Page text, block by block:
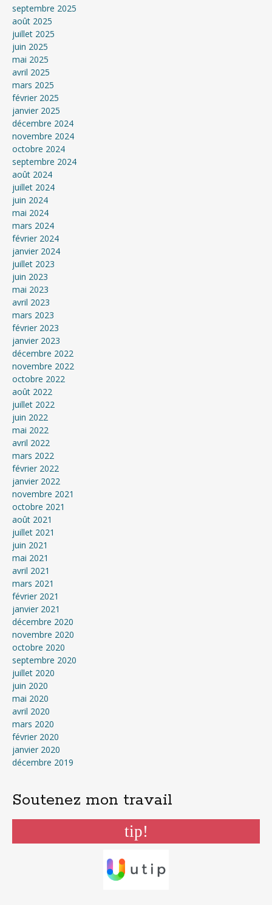
septembre 2025
août 2025
juillet 2025
juin 2025
mai 2025
avril 2025
mars 2025
février 2025
janvier 2025
décembre 2024
novembre 2024
octobre 2024
septembre 2024
août 2024
juillet 2024
juin 2024
mai 2024
mars 2024
février 2024
janvier 2024
juillet 2023
juin 2023
mai 2023
avril 2023
mars 2023
février 2023
janvier 2023
décembre 2022
novembre 2022
octobre 2022
août 2022
juillet 2022
juin 2022
mai 2022
avril 2022
mars 2022
février 2022
janvier 2022
novembre 2021
octobre 2021
août 2021
juillet 2021
juin 2021
mai 2021
avril 2021
mars 2021
février 2021
janvier 2021
décembre 2020
novembre 2020
octobre 2020
septembre 2020
juillet 2020
juin 2020
mai 2020
avril 2020
mars 2020
février 2020
janvier 2020
décembre 2019
Soutenez mon travail
tip!